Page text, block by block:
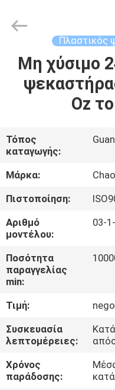
ΣΠΊΤΙ
ΠΡΟΪΌΝΤΑ
ΠΕΡΊΠΟΥ
ΕΜΕΊΣ
ΓΎΡΟΣ
ΕΡΓΟΣΤΑΣΊΩΝ
ΠΟΙΟΤΙΚΌΣ
ΈΛΕΓΧΟΣ
ΜΑΣ
ΕΛΆΤΕ
ΕΠΑΦΉ
Copyright
Guangzhou
Chaoqun
Πλαστικός
Μη χύσιμο
Oz
Τόπος
καταγωγής:
Μάρκα:
Πιστοποίηση:
Αριθμό
μοντέλου:
03-
Ποσότητα
παραγγελίας
min:
Τιμή:
Συσκευασία
λεπτομέρειες:
Χρόνος
παράδοσης: